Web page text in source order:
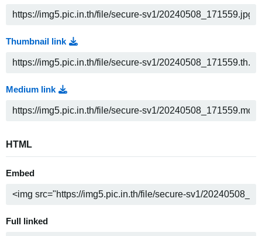
Thumbnail link
Medium link
HTML
Embed
Full linked